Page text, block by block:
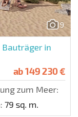
9
in
ab149 230 €
zum Meer:
79 sq. m.